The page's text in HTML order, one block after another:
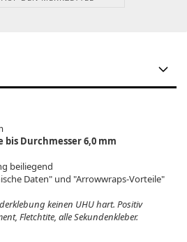
bis Durchmesser 6,0 mm
beiliegend
Daten" und "Arrowwraps-Vorteile"
keinen UHU hart. Positiv
Fletchtite, alle Sekundenkleber.